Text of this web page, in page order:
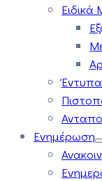
Ενημέρωση